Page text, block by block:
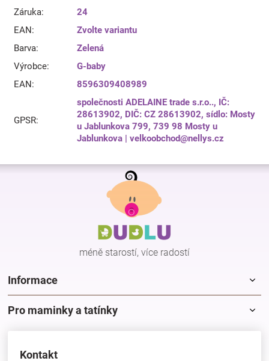
Záruka:
24
EAN:
Zvolte variantu
Barva:
Zelená
Výrobce:
G-baby
EAN: 8596309408989
GPSR:
společnosti ADELAINE trade s.r.o.., IČ:
28613902, DIČ: CZ 28613902, sídlo: Mosty
u Jablunkova 799, 739 98 Mosty u
Jablunkova | velkoobchod@nellys.cz
Z
méně starostí, více radostí
Informace
Pro maminky a tatínky
Kontakt